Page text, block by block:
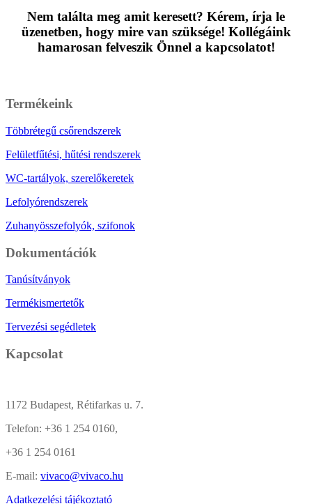
Nem találta meg amit keresett? Kérem, írja le
üzenetben, hogy mire van szüksége! Kollégáink
hamarosan felveszik Önnel a kapcsolatot!
Termékeink
Többrétegű csőrendszerek
Felületfűtési, hűtési rendszerek
WC-tartályok, szerelőkeretek
Lefolyórendszerek
Zuhanyösszefolyók, szifonok
Dokumentációk
Tanúsítványok
Termékismertetők
Tervezési segédletek
Kapcsolat
1172 Budapest, Rétifarkas u. 7.
Telefon: +36 1 254 0160,
+36 1 254 0161
E-mail: vivaco@vivaco.hu
Adatkezelési tájékoztató